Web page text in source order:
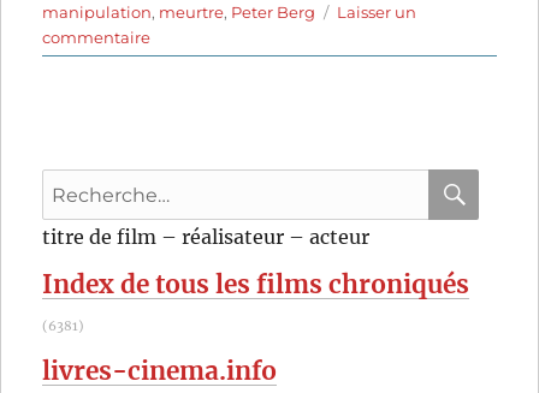
manipulation, meurtre, Peter Berg
Laisser un
commentairesur
Last
Dahl
Recherche
pour
:
titre de film – réalisateur – acteur
Index de tous les films chroniqués
(6381)
livres-cinema.info